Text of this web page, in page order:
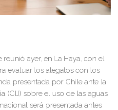
ayer, en La Haya, con el
evaluar los alegatos con los
presentada por Chile ante la
(CIJ) sobre el uso de las aguas
será presentada antes